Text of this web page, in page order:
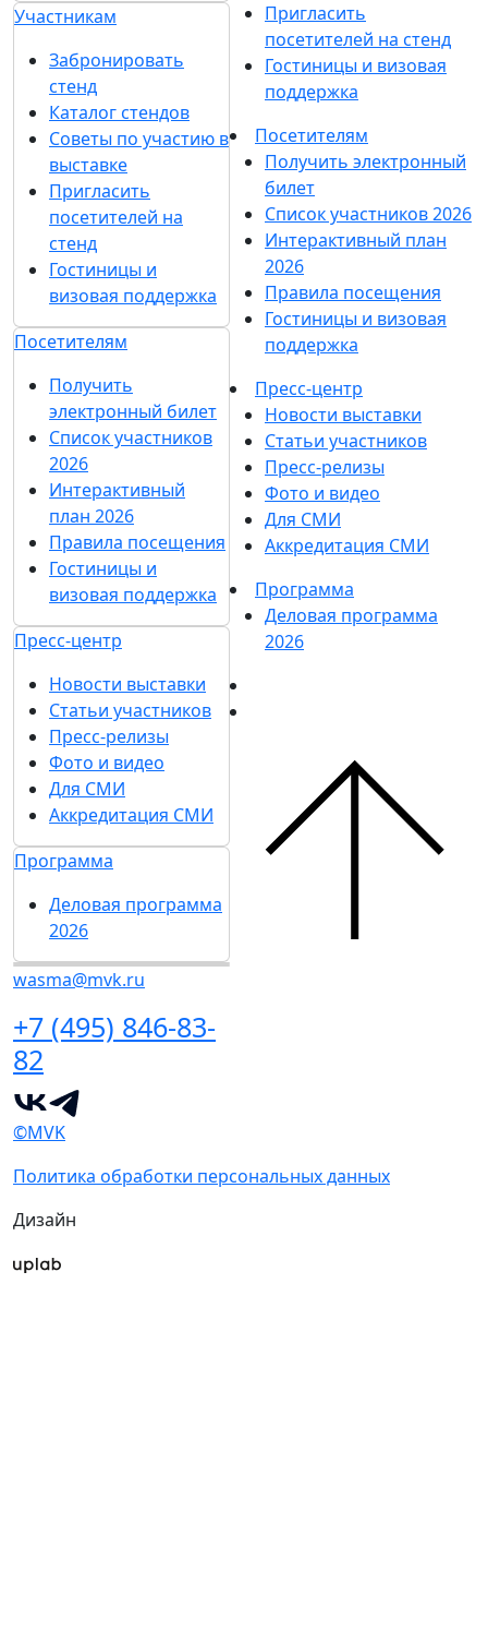
Участникам
Забронировать
стенд
Каталог стендов
Советы по участию в
выставке
Пригласить
посетителей на
стенд
Гостиницы и
визовая поддержка
Посетителям
Получить
электронный билет
Список участников
2026
Интерактивный
план 2026
Правила посещения
Гостиницы и
визовая поддержка
Пресс-центр
Новости выставки
Статьи участников
Пресс-релизы
Фото и видео
Для СМИ
Аккредитация СМИ
Программа
Деловая программа
2026
wasma@mvk.ru
+7 (495) 846-83-
82
Пригласить
посетителей на стенд
Гостиницы и визовая
поддержка
Посетителям
Получить электронный
билет
Список участников 2026
Интерактивный план
2026
Правила посещения
Гостиницы и визовая
поддержка
Пресс-центр
Новости выставки
Статьи участников
Пресс-релизы
Фото и видео
Для СМИ
Аккредитация СМИ
Программа
Деловая программа
2026
©MVK
Политика обработки персональных данных
Дизайн